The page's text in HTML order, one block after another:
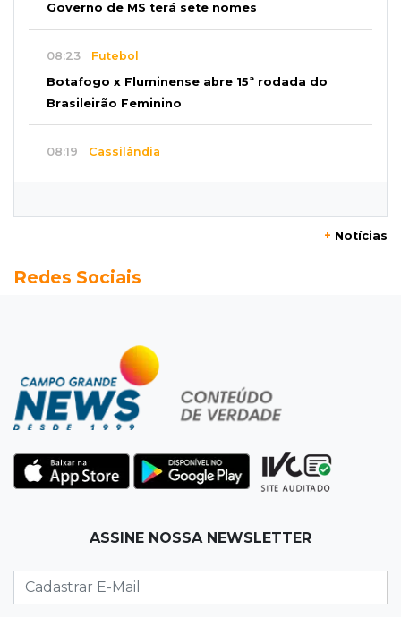
Governo de MS terá sete nomes
08:23 Futebol
Botafogo x Fluminense abre 15ª rodada do
Brasileirão Feminino
08:19 Cassilândia
Jagunços, jacobinos e batalha política nas
Artigos
O rebanho dos originais
08:06De MS para o mundo
Grande expõe obras na Itália
"Bota Fora" da Sofá Inbox reúne quatro
+ Notícias
Redes Sociais
ASSINE NOSSA NEWSLETTER